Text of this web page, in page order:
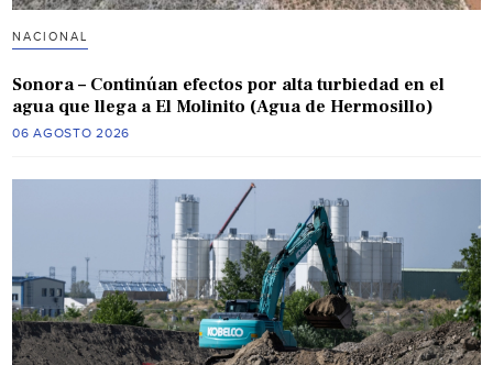
NACIONAL
Sonora – Continúan efectos por alta turbiedad en el
agua que llega a El Molinito (Agua de Hermosillo)
06 AGOSTO 2026